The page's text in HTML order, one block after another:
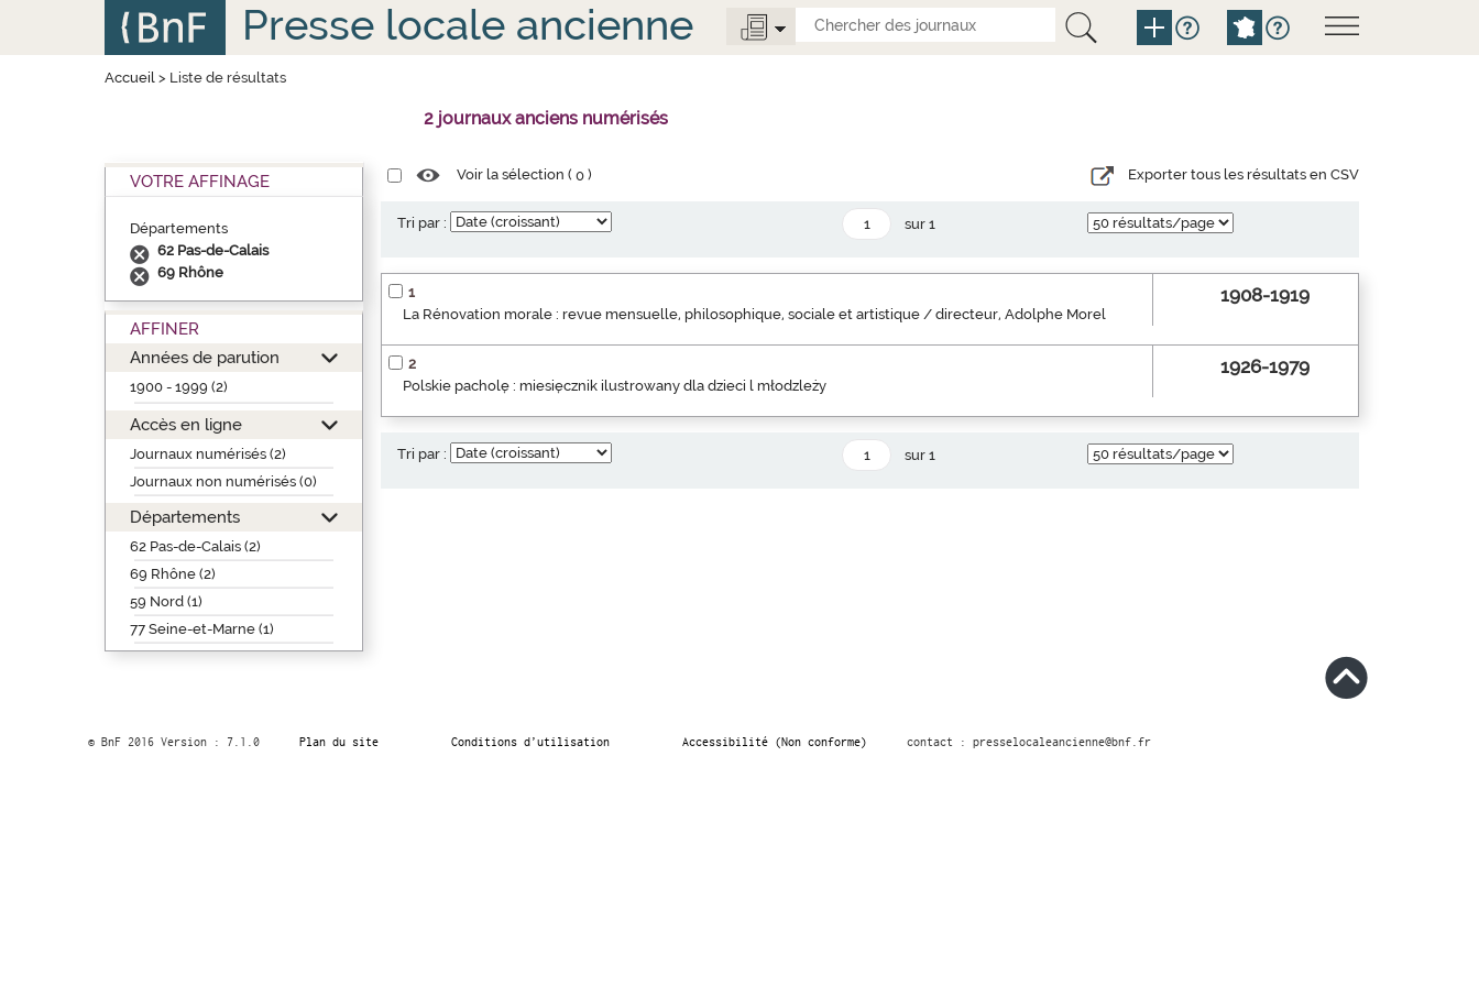
Presse locale ancienne
Accueil> Liste de résultats
2 journaux anciens numérisés
VOTRE AFFINAGE
Départements
62 Pas-de-Calais
69 Rhône
AFFINER
Années de parution
1900 - 1999 (2)
Accès en ligne
Journaux numérisés (2)
Journaux non numérisés (0)
Départements
62 Pas-de-Calais (2)
69 Rhône (2)
59 Nord (1)
77 Seine-et-Marne (1)
Voir la sélection (0 ) Exporter tous les résultats en CSV
Tri par : sur 1
1
La Rénovation morale : revue mensuelle, philosophique, sociale et artistique / directeur, Adolphe Morel
1908-1919
2
Polskie pacholę : miesięcznik ilustrowany dla dzieci l młodzleży
1926-1979
Tri par : sur 1
© BnF 2016 Version : 7.1.0 Plan du site Conditions d’utilisation Accessibilité (Non conforme) contact : presselocaleancienne@bnf.fr
Panneau de gestion des cookies